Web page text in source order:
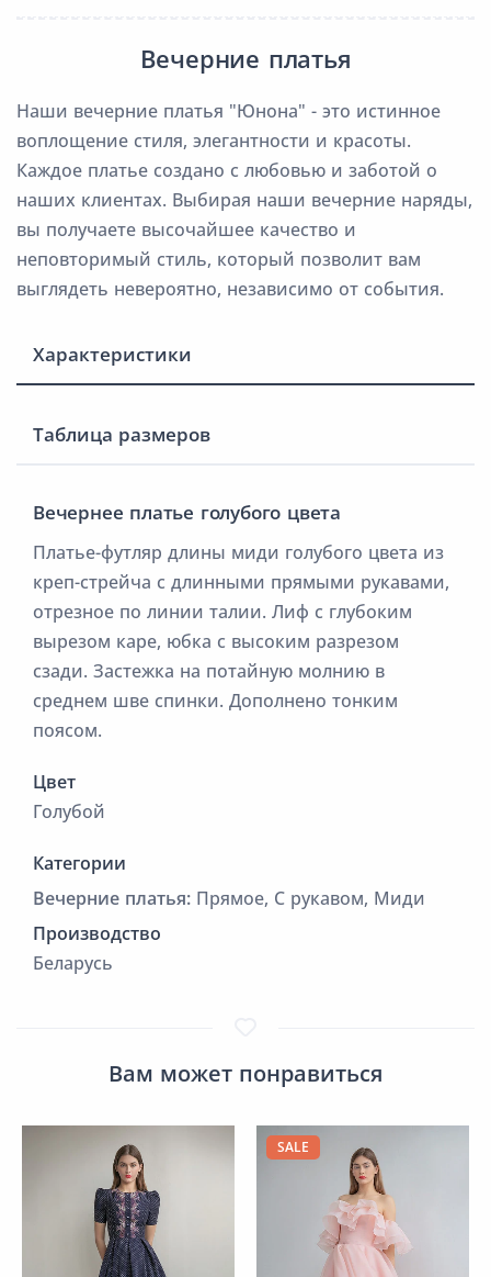
Вечерние платья
Наши вечерние платья "Юнона" - это истинное
воплощение стиля, элегантности и красоты.
Каждое платье создано с любовью и заботой о
наших клиентах. Выбирая наши вечерние наряды,
вы получаете высочайшее качество и
неповторимый стиль, который позволит вам
выглядеть невероятно, независимо от события.
Характеристики
Таблица размеров
Вечернее платье голубого цвета
Платье-футляр длины миди голубого цвета из
креп-стрейча с длинными прямыми рукавами,
отрезное по линии талии. Лиф с глубоким
вырезом каре, юбка с высоким разрезом
сзади. Застежка на потайную молнию в
среднем шве спинки. Дополнено тонким
поясом.
Цвет
Голубой
Категории
Вечерние платья: Прямое, С рукавом, Миди
Производство
Беларусь
Вам может понравиться
SALE